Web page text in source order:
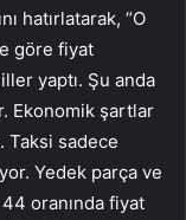
hatırlatarak, “O
göre fiyat
yaptı. Şu anda
Ekonomik şartlar
Taksi sadece
Yedek parça ve
oranında fiyat